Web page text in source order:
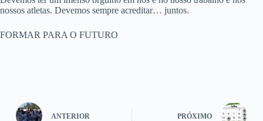
nossos atletas. Devemos sempre acreditar… juntos.
FORMAR PARA O FUTURO
ANTERIOR PRÓXIMO